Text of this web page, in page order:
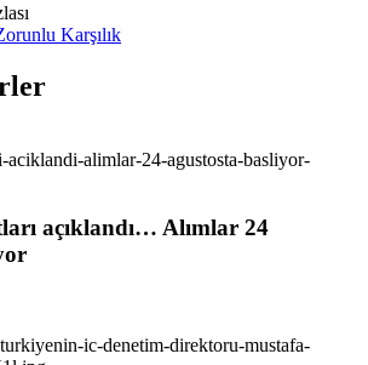
Karşılık
açıklandı… Alımlar 24